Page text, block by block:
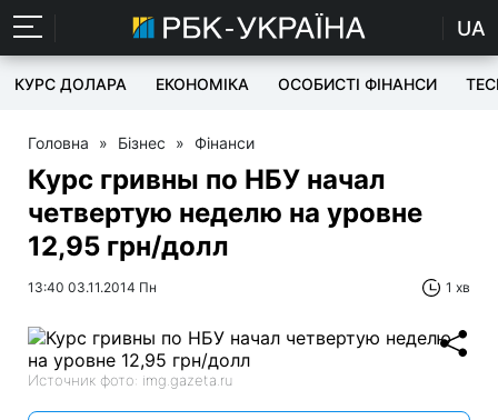
UA
КУРС ДОЛАРА ЕКОНОМІКА ОСОБИСТІ ФІНАНСИ
Головна » Бізнес » Фінанси
Курс гривны по НБУ начал
четвертую неделю на уровне
12,95 грн/долл
13:40 03.11.2014 Пн 1 хв
Источник фото: img.gazeta.ru